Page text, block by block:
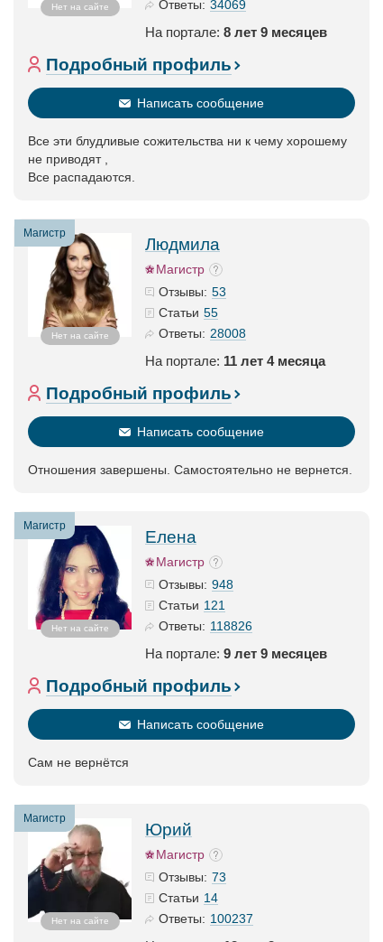
Нет на сайте
Ответы: 34069
На портале: 8 лет 9 месяцев
Подробный профиль
Написать сообщение
Все эти блудливые сожительства ни к чему хорошему
не приводят ,
Все распадаются.
Магистр
Нет на сайте
Людмила
Магистр
Отзывы: 53
Статьи 55
Ответы: 28008
На портале: 11 лет 4 месяца
Подробный профиль
Написать сообщение
Отношения завершены. Самостоятельно не вернется.
Магистр
Нет на сайте
Елена
Магистр
Отзывы: 948
Статьи 121
Ответы: 118826
На портале: 9 лет 9 месяцев
Подробный профиль
Написать сообщение
Сам не вернётся
Магистр
Нет на сайте
Юрий
Магистр
Отзывы: 73
Статьи 14
Ответы: 100237